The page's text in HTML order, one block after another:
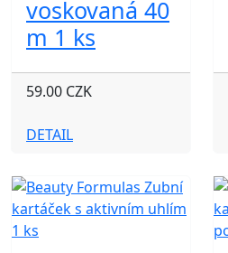
voskovaná 40
m 1 ks
59.00 CZK
DETAIL